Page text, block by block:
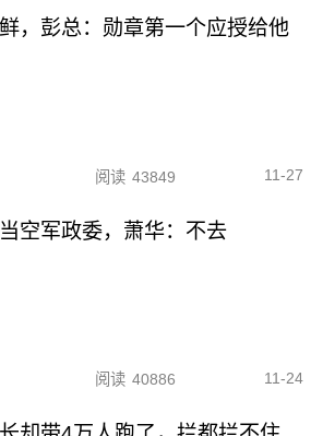
，彭总：勋章第一个应授给他
阅读 43849 11-27
空军政委，萧华：不去
阅读 40886 11-24